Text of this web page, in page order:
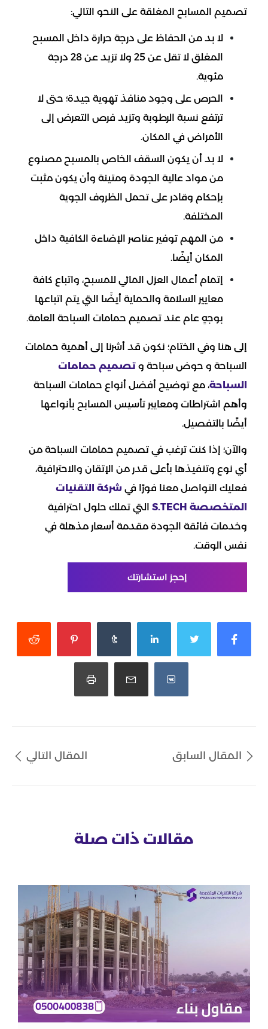
تصميم المسابح المغلقة على النحو التالي:
لا بد من الحفاظ على درجة حرارة داخل المسبح
المغلق لا تقل عن 25 ولا تزيد عن 28 درجة
مئوية.
الحرص على وجود منافذ تهوية جيدة؛ حتى لا
ترتفع نسبة الرطوبة وتزيد فرص التعرض إلى
الأمراض في المكان.
لا بد أن يكون السقف الخاص بالمسبح مصنوع
من مواد عالية الجودة ومتينة وأن يكون مثبت
بإحكام وقادر على تحمل الظروف الجوية
المختلفة.
من المهم توفير عناصر الإضاءة الكافية داخل
المكان أيضًا.
إتمام أعمال العزل المائي للمسبح، واتباع كافة
معايير السلامة والحماية أيضًا التي يتم اتباعها
بوجهٍ عام عند تصميم حمامات السباحة العامة.
إلى هنا وفي الختام؛ نكون قد أشرنا إلى أهمية حمامات
السباحة و حوض سباحة و تصميم حمامات
السباحة، مع توضيح أفضل أنواع حمامات السباحة
وأهم اشتراطات ومعايير تأسيس المسابح بأنواعها
أيضًا بالتفصيل.
والآن؛ إذا كنت ترغب في تصميم حمامات السباحة من
أي نوع وتنفيذها بأعلى قدر من الإتقان والاحترافية،
فعليك التواصل معنا فورًا في شركة التقنيات
المتخصصة S.TECH
التي تملك حلول احترافية
وخدمات فائقة الجودة مقدمة أسعار مذهلة في
نفس الوقت.
إحجز استشارتك
المقال السابق المقال التالي
مقالات ذات صلة